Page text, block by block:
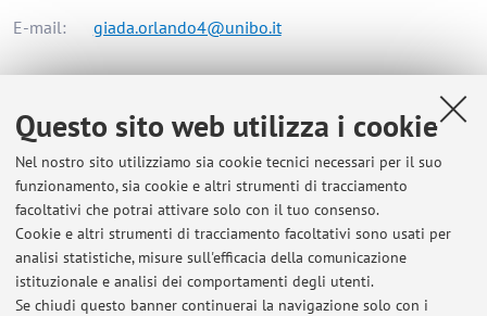
Questo sito web utilizza i cookie
Nel nostro sito utilizziamo sia cookie tecnici necessari per il suo
funzionamento, sia cookie e altri strumenti di tracciamento
facoltativi che potrai attivare solo con il tuo consenso.
Cookie e altri strumenti di tracciamento facoltativi sono usati per
analisi statistiche, misure sull'efficacia della comunicazione
istituzionale e analisi dei comportamenti degli utenti.
Se chiudi questo banner continuerai la navigazione solo con i
E-mail: giada.orlando4@unibo.it
Dipartimento di Ingegneria Civile, Chimica, Ambientale e
dei Materiali
Viale del Risorgimento 2, Bologna -Vai alla mappa
Risorse in rete
ORCID